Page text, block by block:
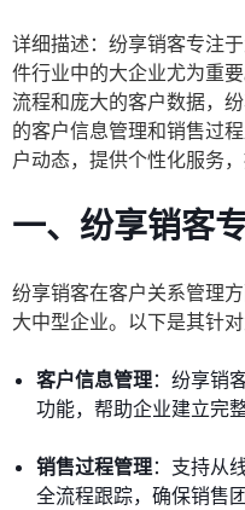
详细描述：纷享销客专注
件行业中的大企业尤为重
流程和庞大的客户数据，
的客户信息管理和销售过
户动态，提供个性化服务
一、纷享销客
纷享销客在客户关系管理
大中型企业。以下是其针
客户信息管理：纷享销
功能，帮助企业建立完
销售过程管理：支持从
全流程跟踪，确保销售